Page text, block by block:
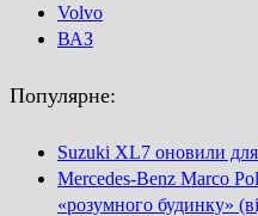
Volvo
ВАЗ
Популярне:
Suzuki XL7 оновили
Mercedes-Benz Marco
«розумного будинку»